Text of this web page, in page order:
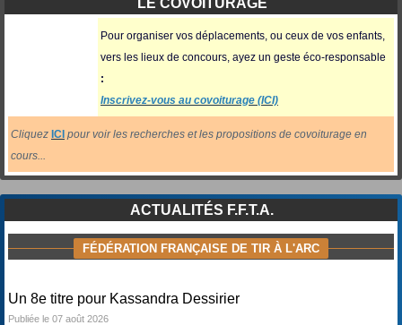
Pour organiser vos déplacements, ou ceux de vos enfants,
vers les lieux de concours, ayez un geste éco-responsable
:
Inscrivez-vous au covoiturage (ICI)
Cliquez ICI pour voir les recherches et les propositions de covoiturage en
cours...
ACTUALITÉS F.F.T.A.
FÉDÉRATION FRANÇAISE DE TIR À L'ARC
Un 8e titre pour Kassandra Dessirier
Publiée le 07 août 2026